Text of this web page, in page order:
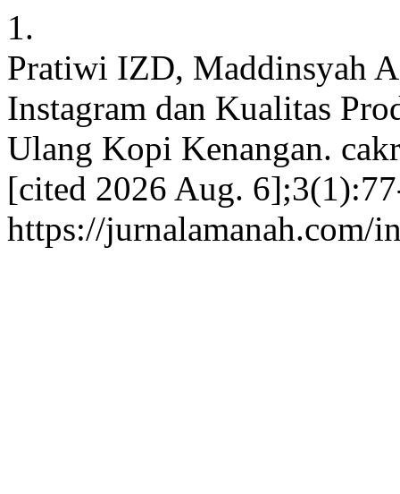
1.
Pratiwi IZD, Maddinsyah
Instagram dan Kualitas
Ulang Kopi Kenangan.
[cited 2026 Aug.
https://jurnalamanah.com/